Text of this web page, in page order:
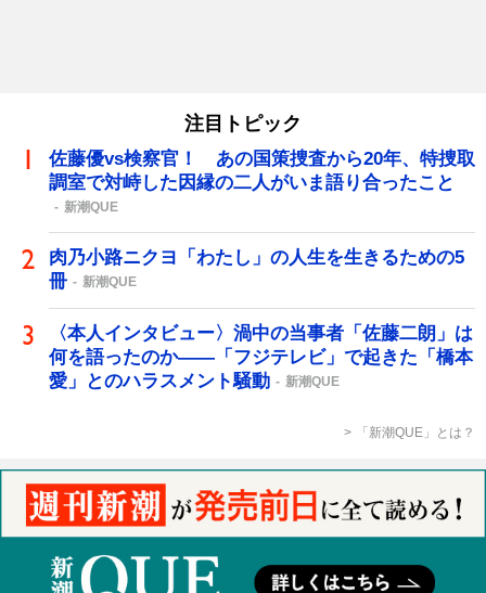
注目トピック
佐藤優vs検察官！ あの国策捜査から20年、特捜取
調室で対峙した因縁の二人がいま語り合ったこと
新潮QUE
肉乃小路ニクヨ「わたし」の人生を生きるための5
冊
新潮QUE
〈本人インタビュー〉渦中の当事者「佐藤二朗」は
何を語ったのか――「フジテレビ」で起きた「橋本
愛」とのハラスメント騒動
新潮QUE
「新潮QUE」とは？